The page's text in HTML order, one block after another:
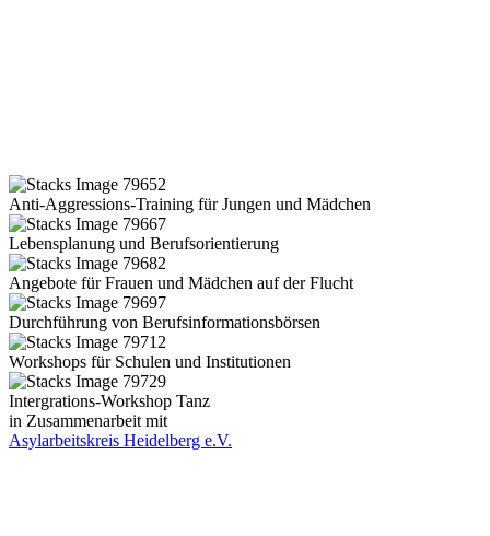
Anti-Aggressions-Training für Jungen und Mädchen
Lebensplanung und Berufsorientierung
Angebote für Frauen und Mädchen auf der Flucht
Durchführung von Berufsinformationsbörsen
Workshops für Schulen und Institutionen
Intergrations-Workshop Tanz
in Zusammenarbeit mit
Asylarbeitskreis Heidelberg e.V.